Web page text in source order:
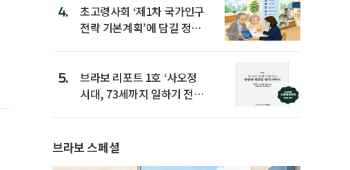
4.
초고령사회 ‘제1차 국가인구
전략 기본계획’에 담길 정책
5.
브라보 리포트 1호 ‘사오정
시대, 73세까지 일하기 전략’
브라보 스페셜